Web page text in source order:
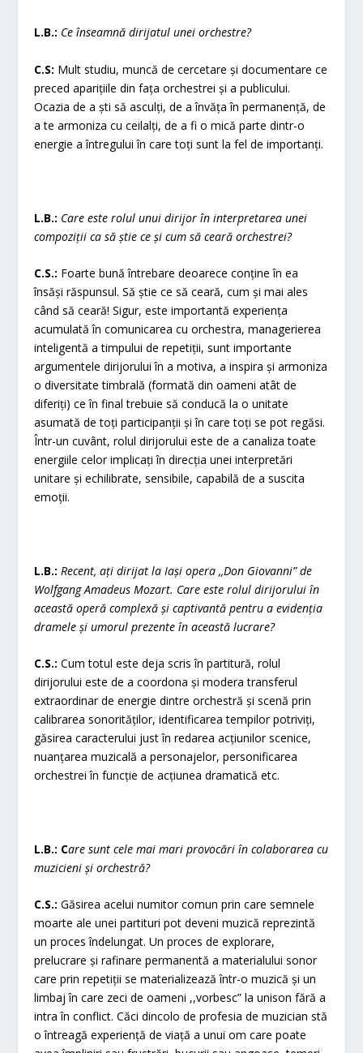
L.B.: Ce înseamnă dirijatul unei orchestre?
C.S: Mult studiu, muncă de cercetare și documentare ce
preced aparițiile din fața orchestrei și a publicului.
Ocazia de a ști să asculți, de a învăța în permanență, de
a te armoniza cu ceilalți, de a fi o mică parte dintr-o
energie a întregului în care toți sunt la fel de importanți.
L.B.: Care este rolul unui dirijor în interpretarea unei
compoziții ca să știe ce și cum să ceară orchestrei?
C.S.: Foarte bună întrebare deoarece conține în ea
însăși răspunsul. Să știe ce să ceară, cum și mai ales
când să ceară! Sigur, este importantă experiența
acumulată în comunicarea cu orchestra, managerierea
inteligentă a timpului de repetiții, sunt importante
argumentele dirijorului în a motiva, a inspira și armoniza
o diversitate timbrală (formată din oameni atât de
diferiți) ce în final trebuie să conducă la o unitate
asumată de toți participanții și în care toți se pot regăsi.
Într-un cuvânt, rolul dirijorului este de a canaliza toate
energiile celor implicați în direcția unei interpretări
unitare și echilibrate, sensibile, capabilă de a suscita
emoții.
L.B.: Recent, ați dirijat la Iași opera ,,Don Giovanni” de
Wolfgang Amadeus Mozart. Care este rolul dirijorului în
această operă complexă și captivantă pentru a evidenția
dramele și umorul prezente în această lucrare?
C.S.:Cum totul este deja scris în partitură, rolul
dirijorului este de a coordona și modera transferul
extraordinar de energie dintre orchestră și scenă prin
calibrarea sonorităților, identificarea tempilor potriviți,
găsirea caracterului just în redarea acțiunilor scenice,
nuanțarea muzicală a personajelor, personificarea
orchestrei în funcție de acțiunea dramatică etc.
L.B.: Care sunt cele mai mari provocări în colaborarea cu
muzicieni și orchestră?
C.S.:Găsirea acelui numitor comun prin care semnele
moarte ale unei partituri pot deveni muzică reprezintă
un proces îndelungat. Un proces de explorare,
prelucrare și rafinare permanentă a materialului sonor
care prin repetiții se materializează într-o muzică și un
limbaj în care zeci de oameni ,,vorbesc” la unison fără a
intra în conflict. Căci dincolo de profesia de muzician stă
o întreagă experiență de viață a unui om care poate